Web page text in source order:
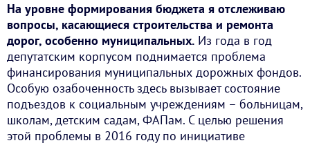
На уровне формирования бюджета я отслеживаю
вопросы, касающиеся строительства и ремонта
дорог, особенно муниципальных. Из года в год
депутатским корпусом поднимается проблема
финансирования муниципальных дорожных фондов.
Особую озабоченность здесь вызывает состояние
подъездов к социальным учреждениям – больницам,
школам, детским садам, ФАПам. С целью решения
этой проблемы в 2016 году по инициативе